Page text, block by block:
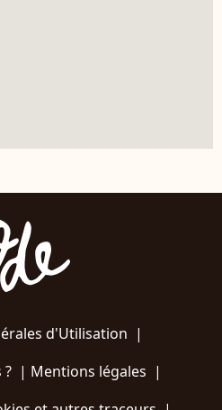
d'Utilisation |
| Mentions légales |